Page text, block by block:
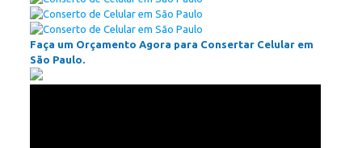
Faça um Orçamento Agora para Consertar Celular em
São Paulo.